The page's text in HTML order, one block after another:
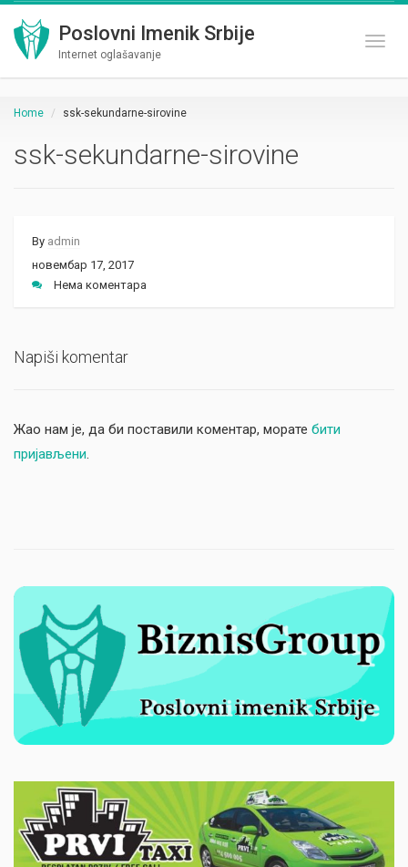
Poslovni Imenik Srbije
Internet oglašavanje
Home ssk-sekundarne-sirovine
ssk-sekundarne-sirovine
By admin
новембар 17, 2017
Нема коментара
Napiši komentar
Жао нам је, да би поставили коментар, морате бити
пријављени.